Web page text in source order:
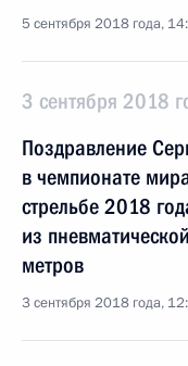
5 сентября 2018 года,
3 сентября 2018
Поздравление
в чемпионате
стрельбе 2018
из
метров
3 сентября 2018 года,